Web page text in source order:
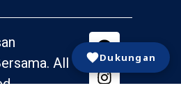
All
Dukungan